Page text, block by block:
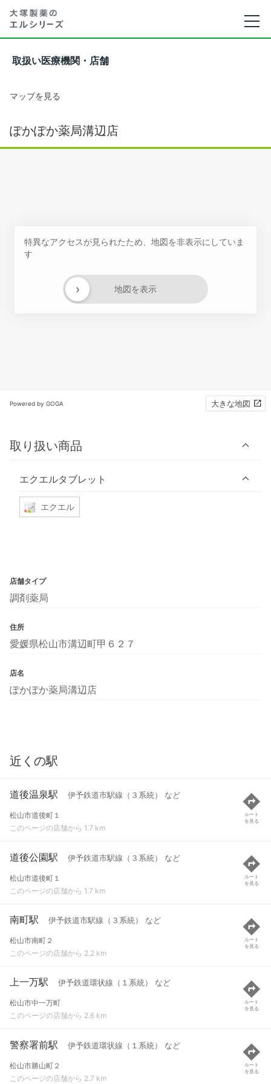
取扱い医療機関・店舗
マップを見る
ぽかぽか薬局溝辺店
特異なアクセスが見られたため、地図を非表示にしていま
す
地図を表示
›
Powered by GOGA 大きな地図
取り扱い商品
エクエルタブレット
エクエル
店舗タイプ
調剤薬局
住所
愛媛県松山市溝辺町甲６２７
店名
ぽかぽか薬局溝辺店
近くの駅
道後温泉駅 伊予鉄道市駅線（３系統） など
松山市道後町１
このページの店舗から 1.7 km
ルート
を見る
道後公園駅 伊予鉄道市駅線（３系統） など
松山市道後町１
このページの店舗から 1.7 km
ルート
を見る
南町駅 伊予鉄道市駅線（３系統） など
松山市南町２
このページの店舗から 2.2 km
ルート
を見る
上一万駅 伊予鉄道環状線（１系統） など
松山市中一万町
このページの店舗から 2.6 km
ルート
を見る
警察署前駅 伊予鉄道環状線（１系統） など
松山市勝山町２
このページの店舗から 2.7 km
ルート
を見る